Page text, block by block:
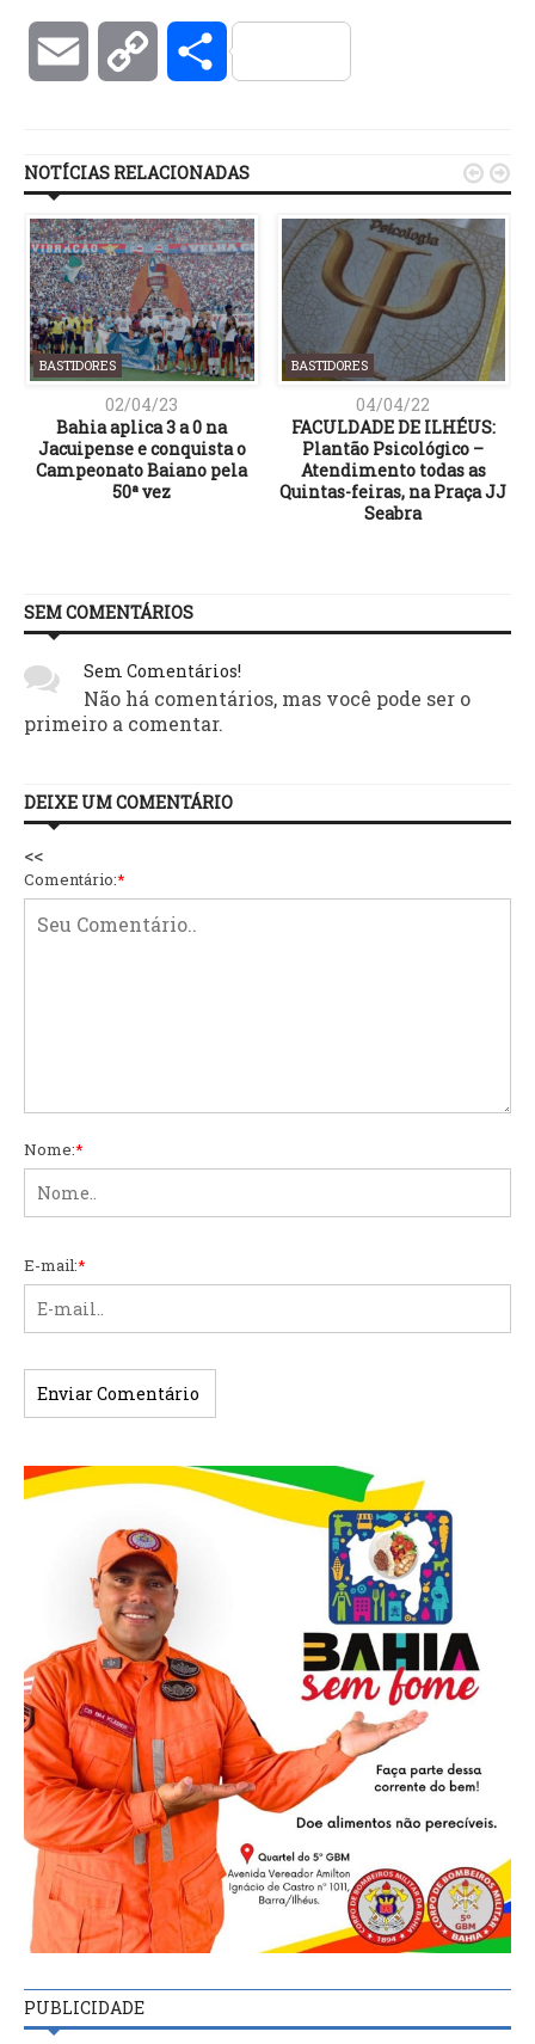
Email Copy Compartilhar
NOTÍCIAS RELACIONADAS
BASTIDORES
02/04/23
Bahia aplica 3 a 0 na
Jacuipense e conquista o
Campeonato Baiano pela
50ª vez
BASTIDORES
04/04/22
FACULDADE DE ILHÉUS:
Plantão Psicológico –
Atendimento todas as
Quintas-feiras, na Praça JJ
Seabra
 
SEM COMENTÁRIOS
Sem Comentários!
Não há comentários, mas você pode ser o
primeiro a comentar.
DEIXE UM COMENTÁRIO
<<
Comentário:*
Nome:*
E-mail:*
PUBLICIDADE